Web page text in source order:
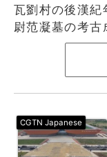
瓦劉村の後漢紀
尉范凝墓の考古